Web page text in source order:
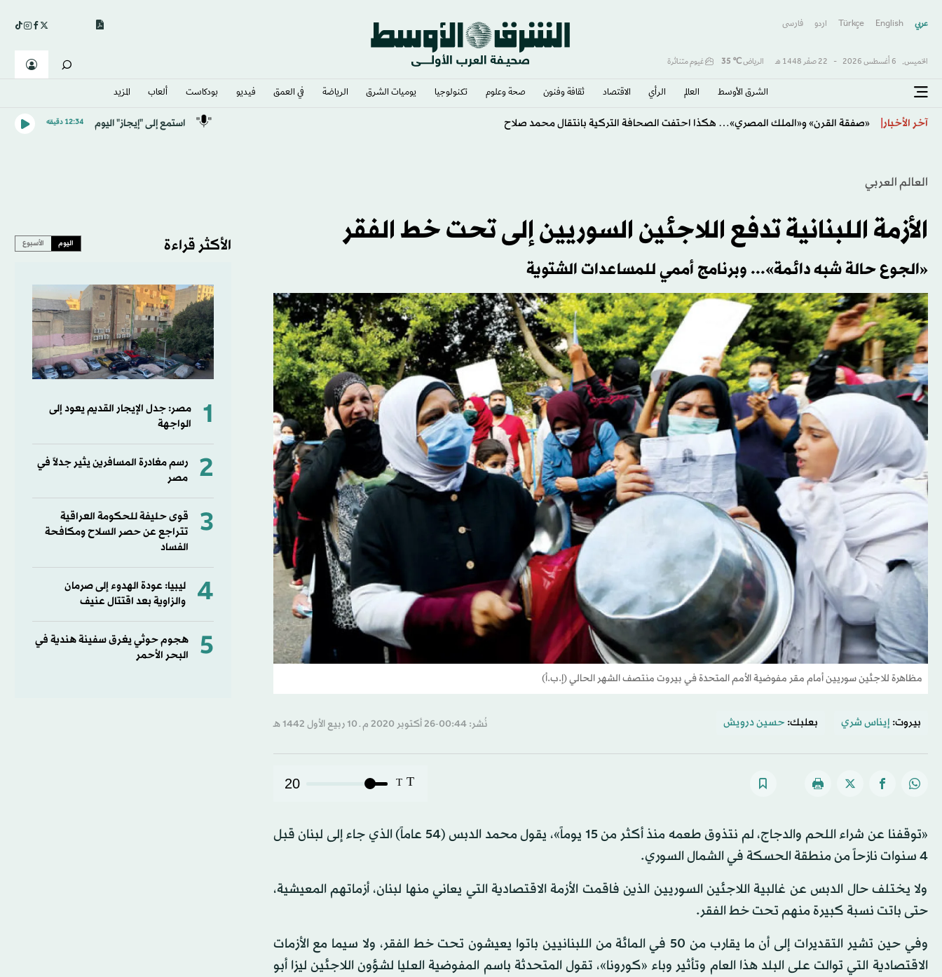
عربي English
Türkçe اردو فارسى
الخميس, 6 أغسطس 2026 - 22 صفَر 1448 هـ الرياض℃
35 غيوم متناثرة
الشرق الأوسط​ العالم الرأي الاقتصاد ثقافة وفنون صحة وعلوم تكنولوجيا يوميات الشرق​ الرياضة في العمق فيديو بودكاست ألعاب المزيد
آخر الأخبار يايسله يودّع الأهلي برسالة مؤثرة بعد ثلاثة مواسم حافلة بالإنجازات استمع إلى "إيجاز" اليوم 12:34 دقيقه
العالم العربي
الأزمة اللبنانية تدفع اللاجئين السوريين إلى تحت خط الفقر
«الجوع حالة شبه دائمة»... وبرنامج أممي للمساعدات الشتوية
مظاهرة للاجئين سوريين أمام مقر مفوضية الأمم المتحدة في بيروت منتصف الشهر الحالي (إ.ب.أ)
بيروت: إيناس شري بعلبك: حسين درويش نُشر: 00:44-26 أكتوبر 2020 م ـ 10 ربيع الأول 1442 هـ
T
T
20
«توقفنا عن شراء اللحم والدجاج، لم نتذوق طعمه منذ أكثر من 15 يوماً»، يقول محمد الدبس (54 عاماً) الذي جاء إلى لبنان قبل
4 سنوات نازحاً من منطقة الحسكة في الشمال السوري.
ولا يختلف حال الدبس عن غالبية اللاجئين السوريين الذين فاقمت الأزمة الاقتصادية التي يعاني منها لبنان، أزماتهم المعيشية،
حتى باتت نسبة كبيرة منهم تحت خط الفقر.
وفي حين تشير التقديرات إلى أن ما يقارب من 50 في المائة من اللبنانيين باتوا يعيشون تحت خط الفقر، ولا سيما مع الأزمات
الاقتصادية التي توالت على البلد هذا العام وتأثير وباء «كورونا»، تقول المتحدثة باسم المفوضية العليا لشؤون اللاجئين ليزا أبو
الأكثر قراءة اليوم الأسبوع
1
مصر: جدل الإيجار القديم يعود إلى
الواجهة
2
رسم مغادرة المسافرين يثير جدلاً في
مصر
3
قوى حليفة للحكومة العراقية
تتراجع عن حصر السلاح ومكافحة
الفساد
4
ليبيا: عودة الهدوء إلى صرمان
والزاوية بعد اقتتال عنيف
5
هجوم حوثي يغرق سفينة هندية في
البحر الأحمر